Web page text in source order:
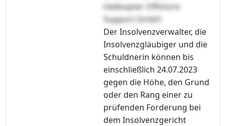
Helikopter Offshore
Support GmbH
Der Insolvenzverwalter, die
Insolvenzgläubiger und die
Schuldnerin können bis
einschließlich 24.07.2023
gegen die Höhe, den Grund
oder den Rang einer zu
prüfenden Forderung bei
dem Insolvenzgericht